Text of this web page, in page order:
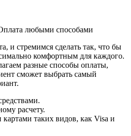
и стремимся сделать так, что бы
комфортным для каждого.
разные способы оплаты,
сможет выбрать самый
расчету.
таких видов, как Visa и